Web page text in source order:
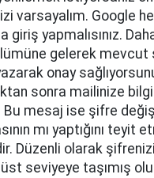
varsayalım. Google
giriş yapmalısınız.
gelerek mevcut
onay
sonra mailinize
Bu mesaj ise şifre
mı yaptığını teyit
Düzenli olarak
seviyeye taşımış